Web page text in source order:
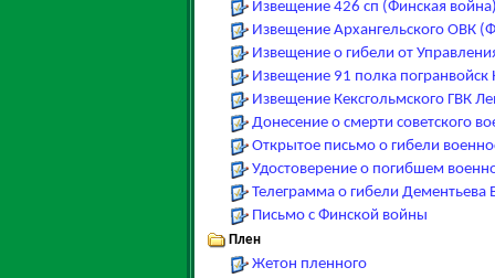
Извещение 426 сп (Финская
Извещение Архангельского ОВК
Извещение о гибели от
Извещение 91 полка
Извещение Кексгольмского ГВК
Донесение о смерти советского
Открытое письмо о гибели
Удостоверение о погибшем
Телеграмма о гибели Дементьева
Письмо с Финской войны
Плен
Жетон пленного